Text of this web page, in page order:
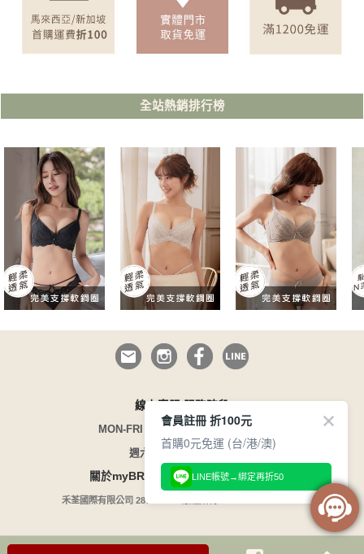
全站熱銷排行榜
線上客服 服務時段
MON-FRI 09:00~12:30/13:30~17:00
週六日與國定假日休息
關於myBRA
企業徵才/165 防詐騙
禾荃國際有限公司 28754599 / 版權所有 COPYRIGHT©1996
會員註冊 折100元
首購0元免運 (台/港/澳)
LINE帳號→綁定再折50